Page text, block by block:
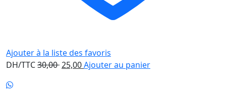
Ajouter à la liste des favoris
DH/TTC30,00 Le
25,00Le
Ajouter au panier